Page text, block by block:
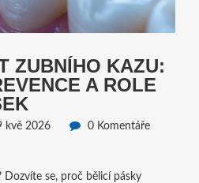
ZUBNÍHO KAZU:
A ROLE
kvě 2026
0 Komentáře
Dozvíte se, proč bělicí pásky